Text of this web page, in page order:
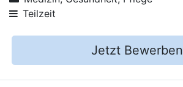
Teilzeit
Jetzt Bewerben